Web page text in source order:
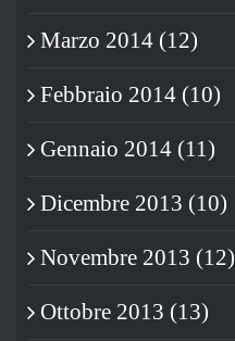
Marzo 2014 (12)
Febbraio 2014 (10)
Gennaio 2014 (11)
Dicembre 2013 (10)
Novembre 2013 (12)
Ottobre 2013 (13)